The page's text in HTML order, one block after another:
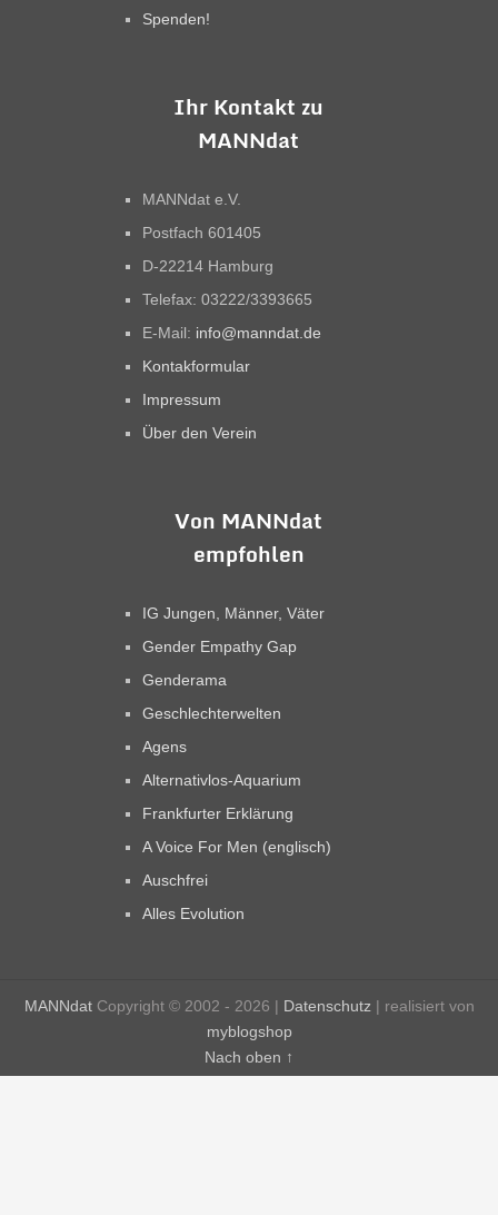
Spenden!
Ihr Kontakt zu
MANNdat
MANNdat e.V.
Postfach 601405
D-22214 Hamburg
Telefax: 03222/3393665
E-Mail: info@manndat.de
Kontakformular
Impressum
Über den Verein
Von MANNdat
empfohlen
IG Jungen, Männer, Väter
Gender Empathy Gap
Genderama
Geschlechterwelten
Agens
Alternativlos-Aquarium
Frankfurter Erklärung
A Voice For Men (englisch)
Auschfrei
Alles Evolution
MANNdatCopyright © 2002 - 2026 | Datenschutz | realisiert von
myblogshop
Nach oben ↑